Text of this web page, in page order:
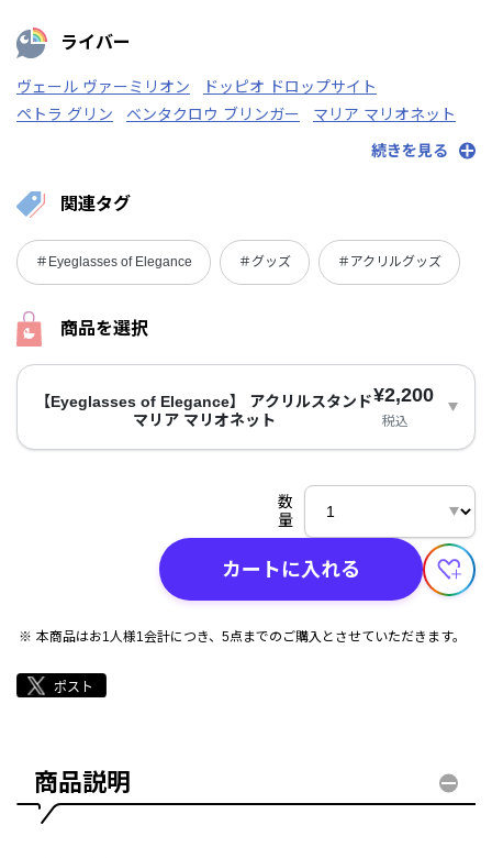
ライバー
ヴェール ヴァーミリオン
ドッピオ ドロップサイト
ペトラ グリン
ベンタクロウ ブリンガー
マリア マリオネット
続きを見る
関連タグ
＃Eyeglasses of Elegance ＃グッズ ＃アクリルグッズ
商品を選択
【Eyeglasses of Elegance】 アクリルスタンド
マリア マリオネット
¥2,200
税込
数
量
カートに入れる
本商品はお1人様1会計につき、5点までのご購入とさせていただきます。
商品説明